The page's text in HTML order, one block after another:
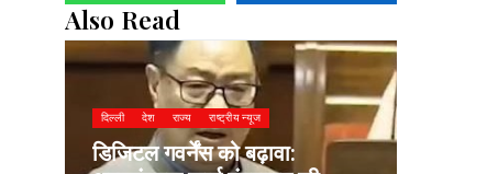
Also Read
दिल्ली देश राज्य राष्ट्रीय न्यूज
डिजिटल गवर्नेंस को बढ़ावा: